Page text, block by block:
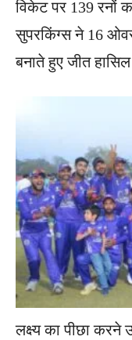
विकेट पर 139 रनों
सुपरकिंग्स ने 16
बनाते हुए जीत
लक्ष्य का पीछा